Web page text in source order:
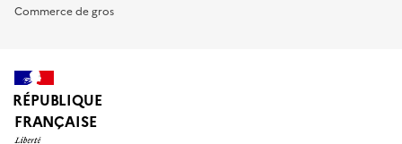
Commerce de gros
RÉPUBLIQUE
FRANÇAISE